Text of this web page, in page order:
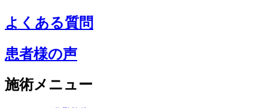
よくある質問
患者様の声
施術メニュー